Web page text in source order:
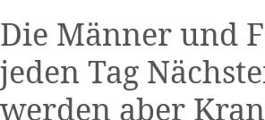
Die Männer und
jeden Tag
werden aber